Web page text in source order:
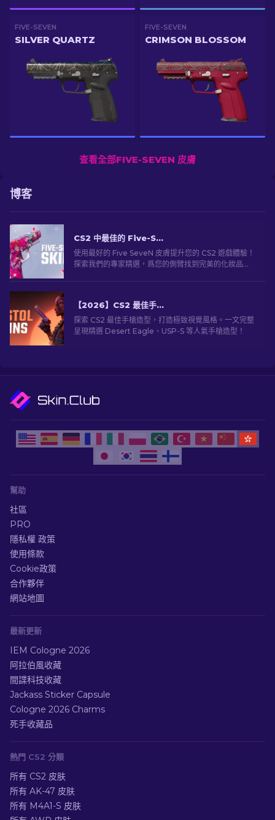
FIVE-SEVEN
SILVER QUARTZ
FIVE-SEVEN
CRIMSON BLOSSOM
查看全部FIVE-SEVEN 皮膚
博客
CS2 中最佳的 Five-SeveN 武器塗裝
使用最好的 Five SeveN 皮膚提升您的 CS2 遊戲體驗！
探索我們的專家精選，爲您的側臂找到完美的化妝品升
【2026】CS2 最佳手槍造型推薦
探索 CS2 最佳手槍造型，打造極致視覺風格。一文完整
呈現精選 Desert Eagle、USP-S 等人氣手槍造型！
幫助
社區
PRO
隱私權 政策
使用條款
Cookie政策
合作夥伴
網站地圖
最新更新
IEM Cologne 2026
阿拉伯風收藏
間諜科技收藏
Jackass Sticker Capsule
Cologne 2026 Charms
死手收藏品
熱門 CS2 分類
所有 CS2 皮肤
所有 AK-47 皮肤
所有 M4A1-S 皮肤